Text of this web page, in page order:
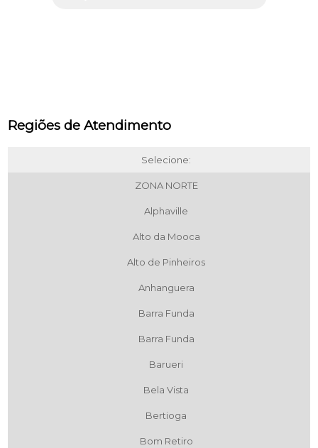
Regiões de Atendimento
Selecione:
ZONA NORTE
Alphaville
Alto da Mooca
Alto de Pinheiros
Anhanguera
Barra Funda
Barra Funda
Barueri
Bela Vista
Bertioga
Bom Retiro